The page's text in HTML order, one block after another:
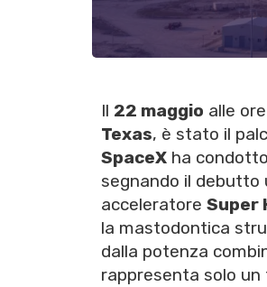
Il 22 maggio alle ore
Texas, è stato il
SpaceX ha
segnando il debutto
acceleratore Super
la mastodontica
dalla potenza
rappresenta solo